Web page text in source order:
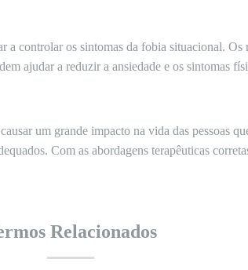
a controlar os sintomas da fobia situacional.
ajudar a reduzir a ansiedade e os sintomas
um grande impacto na vida das pessoas
Com as abordagens terapêuticas
Relacionados